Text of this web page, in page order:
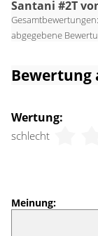
Santani #2T
Gesamtbewertungen:
abgegebene
Bewertung
Wertung:
schlecht
Meinung: